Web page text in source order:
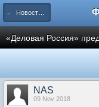
← Новости рынка недвижимости
«Деловая Россия»
NAS
09 Nov 2018